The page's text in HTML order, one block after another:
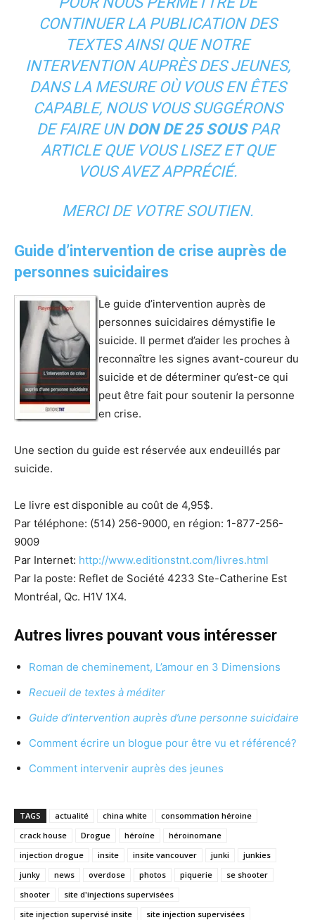
CONTINUER LA PUBLICATION DES
TEXTES AINSI QUE NOTRE
INTERVENTION AUPRÈS DES JEUNES,
DANS LA MESURE OÙ VOUS EN ÊTES
CAPABLE, NOUS VOUS SUGGÉRONS
DE FAIRE UNDON DE 25 SOUS PAR
ARTICLE QUE VOUS LISEZ ET QUE
VOUS AVEZ APPRÉCIÉ.
MERCI DE VOTRE SOUTIEN.
Guide d’intervention de crise auprès de
personnes suicidaires
Le guide d’intervention auprès de
personnes suicidaires démystifie le
suicide. Il permet d’aider les proches à
reconnaître les signes avant-coureur du
suicide et de déterminer qu’est-ce qui
peut être fait pour soutenir la personne
en crise.
Une section du guide est réservée aux endeuillés par
suicide.
Le livre est disponible au coût de 4,95$.
Par téléphone: (514) 256-9000, en région: 1-877-256-
9009
Par Internet: http://www.editionstnt.com/livres.html
Par la poste: Reflet de Société 4233 Ste-Catherine Est
Montréal, Qc. H1V 1X4.
Autres livres pouvant vous intéresser
Roman de cheminement, L’amour en 3 Dimensions
Recueil de textes à méditer
Guide d’intervention auprès d’une personne suicidaire
Comment écrire un blogue pour être vu et référencé?
Comment intervenir auprès des jeunes
TAGS actualité china white
consommation héroine
crack house
Drogue héroïne
héroinomane
injection drogue
insite insite vancouver junki
junkies
junky
news overdose photos piquerie
se shooter
shooter
site d'injections supervisées
site injection supervisé insite
site injection supervisées